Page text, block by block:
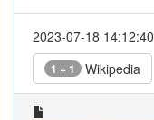
2023-07-18 14:12:40
1 + 1 Wikipedia